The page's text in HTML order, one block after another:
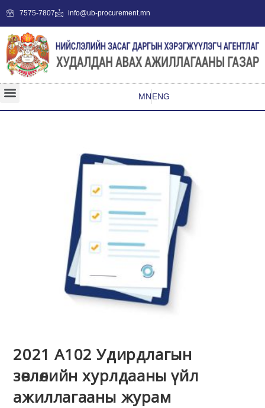
7575-7807 info@ub-procurement.mn
MNENG
2021 A102 Удирдлагын
зөвлөлийн хурлдааны үйл
ажиллагааны журам